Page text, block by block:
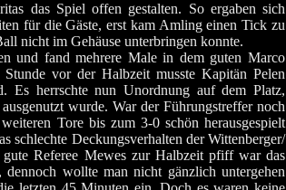
das Spiel offen gestalten. So ergaben sich
für die Gäste, erst kam Amling einen Tick zu
nicht im Gehäuse unterbringen konnte.
und fand mehrere Male in dem guten Marco
vor der Halbzeit musste Kapitän Pelen
Es herrschte nun Unordnung auf dem Platz,
wurde. War der Führungstreffer noch
Tore bis zum 3-0 schön herausgespielt
schlechte Deckungsverhalten der Wittenberger/
Referee Mewes zur Halbzeit pfiff war das
dennoch wollte man nicht gänzlich untergehen